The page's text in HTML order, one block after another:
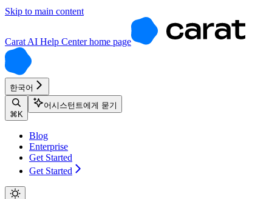
Skip to main content
Carat AI Help Centerhome page
한국어
⌘ K
어시스턴트에게 묻기
Blog
Enterprise
Get Started
Get Started